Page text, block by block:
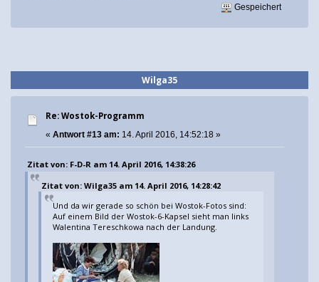
Gespeichert
Wilga35
Re: Wostok-Programm
« Antwort #13 am: 14. April 2016, 14:52:18 »
Zitat von: F-D-R am 14. April 2016, 14:38:26
Zitat von: Wilga35 am 14. April 2016, 14:28:42
Und da wir gerade so schön bei Wostok-Fotos sind:
Auf einem Bild der Wostok-6-Kapsel sieht man links
Walentina Tereschkowa nach der Landung.